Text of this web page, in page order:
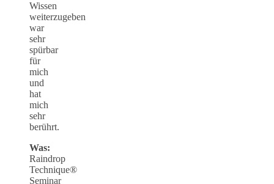
Wissen
weiterzugeben
war
sehr
spürbar
für
mich
und
hat
mich
sehr
berührt.
Was:
Raindrop
Technique®
Seminar